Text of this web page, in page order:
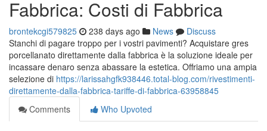
Fabbrica: Costi di Fabbrica
brontekcgi579825 238 days ago News
Discuss
Stanchi di pagare troppo per i vostri pavimenti? Acquistare gres
porcellanato direttamente dalla fabbrica è la soluzione ideale per
incassare denaro senza abassare la estetica. Offriamo una ampia
selezione di https://larissahgfk938446.total-blog.com/rivestimenti-
direttamente-dalla-fabbrica-tariffe-di-fabbrica-63958845
Comments
Who Upvoted